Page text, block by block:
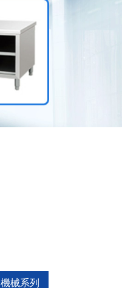
機械系列